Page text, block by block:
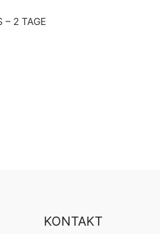
– 2 TAGE
KONTAKT